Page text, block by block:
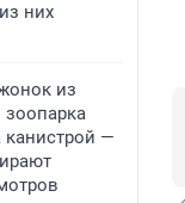
них
из
зоопарка
канистрой —